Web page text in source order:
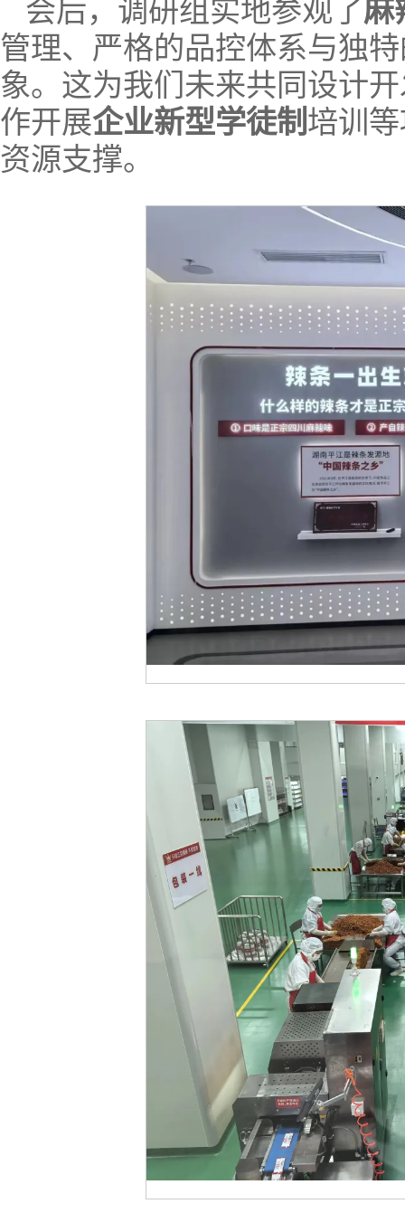
会后，调研组实地参观了麻
管理、严格的品控体系与独
象。这为我们未来共同设计
作开展企业新型学徒制 培训
资源支撑。